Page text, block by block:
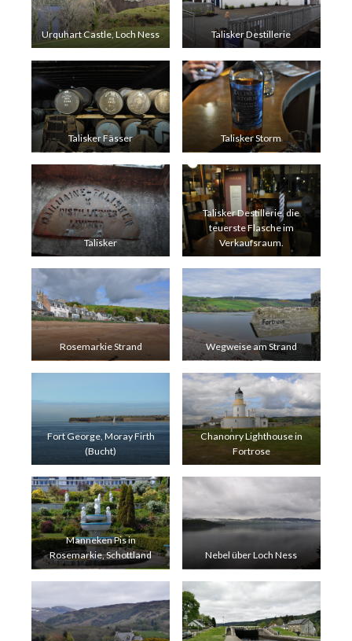
Urquhart Castle, Loch Ness Talisker Destillerie
Talisker Fässer Talisker Storm
Talisker
Talisker Destillerie, die
teuerste Flasche im
Verkaufsraum.
Rosemarkie Strand Wegweise am Strand
Fort George, Moray Firth
(Bucht)
Chanonry Lighthouse in
Fortrose
Manneken Pis in
Rosemarkie, Schottland
Nebel über Loch Ness